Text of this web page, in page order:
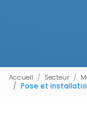
Accueil Secteur
Pose et